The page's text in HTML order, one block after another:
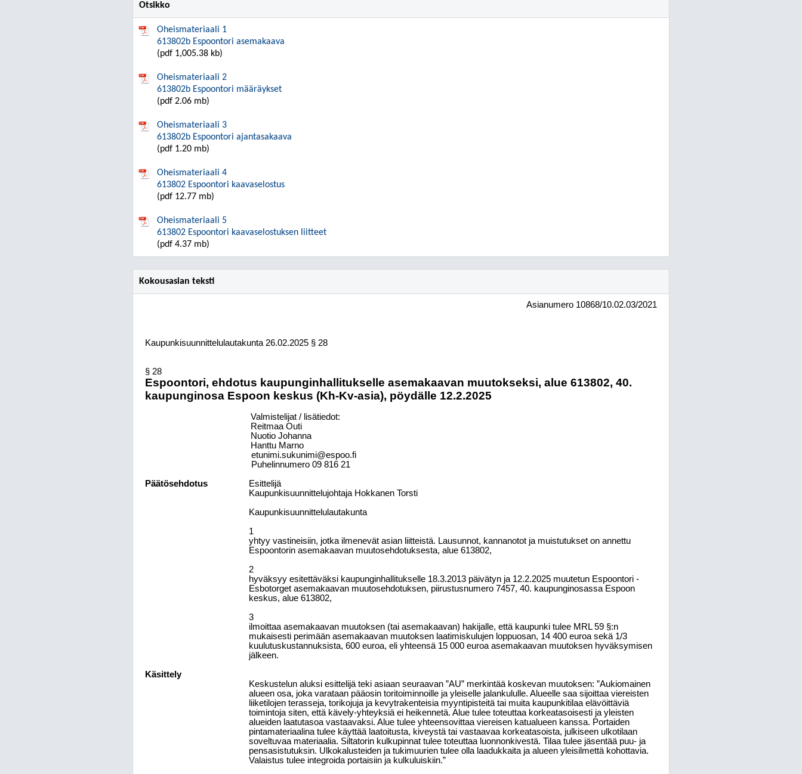
Otsikko
Oheismateriaali 1
613802b Espoontori asemakaava
(pdf 1,005.38 kb)
Oheismateriaali 2
613802b Espoontori määräykset
(pdf 2.06 mb)
Oheismateriaali 3
613802b Espoontori ajantasakaava
(pdf 1.20 mb)
Oheismateriaali 4
613802 Espoontori kaavaselostus
(pdf 12.77 mb)
Oheismateriaali 5
613802 Espoontori kaavaselostuksen liitteet
(pdf 4.37 mb)
Kokousasian teksti
Asianumero 10868/10.02.03/2021
Kaupunkisuunnittelulautakunta 26.02.2025 § 28
§ 28
Espoontori, ehdotus kaupunginhallitukselle asemakaavan muutokseksi, alue 613802, 40.
kaupunginosa Espoon keskus (Kh-Kv-asia), pöydälle 12.2.2025
Valmistelijat / lisätiedot:
Reitmaa Outi
Nuotio Johanna
Hanttu Marno
etunimi.sukunimi@espoo.fi
Puhelinnumero 09 816 21
Päätösehdotus
Esittelijä
Kaupunkisuunnittelujohtaja Hokkanen Torsti
Kaupunkisuunnittelulautakunta
1
yhtyy vastineisiin, jotka ilmenevät asian liitteistä. Lausunnot, kannanotot ja muistutukset on annettu
Espoontorin asemakaavan muutosehdotuksesta, alue 613802,
2
hyväksyy esitettäväksi kaupunginhallitukselle 18.3.2013 päivätyn ja 12.2.2025 muutetun Espoontori -
Esbotorget asemakaavan muutosehdotuksen, piirustusnumero 7457, 40. kaupunginosassa Espoon
keskus, alue 613802,
3
ilmoittaa asemakaavan muutoksen (tai asemakaavan) hakijalle, että kaupunki tulee MRL 59 §:n
mukaisesti perimään asemakaavan muutoksen laatimiskulujen loppuosan, 14 400 euroa sekä 1/3
kuulutuskustannuksista, 600 euroa, eli yhteensä 15 000 euroa asemakaavan muutoksen hyväksymisen
jälkeen.
Käsittely
Keskustelun aluksi esittelijä teki asiaan seuraavan ”AU” merkintää koskevan muutoksen: ”Aukiomainen
alueen osa, joka varataan pääosin toritoiminnoille ja yleiselle jalankululle. Alueelle saa sijoittaa viereisten
liiketilojen terasseja, torikojuja ja kevytrakenteisia myyntipisteitä tai muita kaupunkitilaa elävöittäviä
toimintoja siten, että kävely-yhteyksiä ei heikennetä. Alue tulee toteuttaa korkeatasoisesti ja yleisten
alueiden laatutasoa vastaavaksi. Alue tulee yhteensovittaa viereisen katualueen kanssa. Portaiden
pintamateriaalina tulee käyttää laatoitusta, kiveystä tai vastaavaa korkeatasoista, julkiseen ulkotilaan
soveltuvaa materiaalia. Siltatorin kulkupinnat tulee toteuttaa luonnonkivestä. Tilaa tulee jäsentää puu- ja
pensasistutuksin. Ulkokalusteiden ja tukimuurien tulee olla laadukkaita ja alueen yleisilmettä kohottavia.
Valaistus tulee integroida portaisiin ja kulkuluiskiin.”